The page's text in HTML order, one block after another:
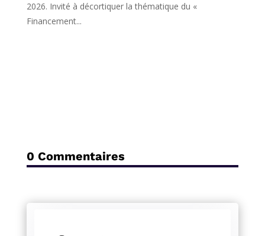
2026. Invité à décortiquer la thématique du «
Financement...
0 Commentaires